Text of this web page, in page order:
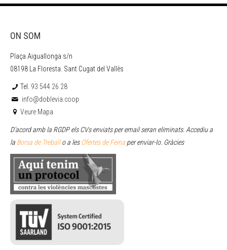
ON SOM
Plaça Aiguallonga s/n
08198 La Floresta. Sant Cugat del Vallès
Tel. 93 544 26 28
info@doblevia.coop
Veure Mapa
D’acord amb la RGDP els CVs enviats per email seran eliminats. Accediu a
la Borsa de Treballo a lesOfertes de Feina per enviar-lo. Gràcies